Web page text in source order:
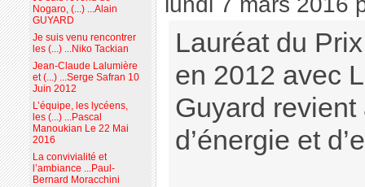
Lauréat du
en 2012 avec
Guyard
d’énergie et
Nogaro, (...) ...Alain
GUYARD
Je suis venu rencontrer
les (...) ...Niko Tackian
Jean-Claude Lalumière
et (...) ...Serge Safran 10
Juin 2012
L’équipe, les lycéens,
les (...) ...Pascal
Manoukian Le 22 Mai
2016
La convivialité et
l’ambiance ...Paul-
Bernard Moracchini